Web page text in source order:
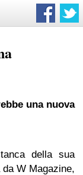
una nuova
della sua
W Magazine,